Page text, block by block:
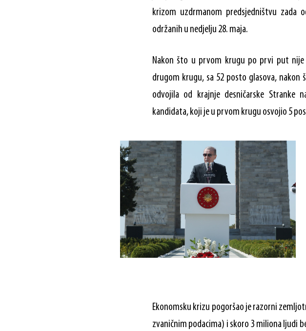
krizom uzdrmanom predsjedništvu zada
održanih u nedjelju 28. maja.
Nakon što u prvom krugu po prvi put nije
drugom krugu, sa 52 posto glasova, nakon
odvojila od krajnje desničarske Stranke
kandidata, koji je u prvom krugu osvojio 5
Ekonomsku krizu pogoršao je razorni
zvaničnim podacima) i skoro 3 miliona ljudi